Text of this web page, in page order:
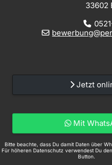
33602
Jetzt
Mit
Bitte beachte, dass Du damit Daten über
Für höheren Datenschutz verwendest Du
Button.